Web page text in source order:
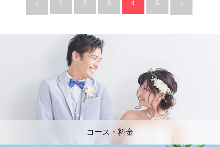
1 2 3 4 5
コース・料金